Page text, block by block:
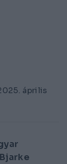
április